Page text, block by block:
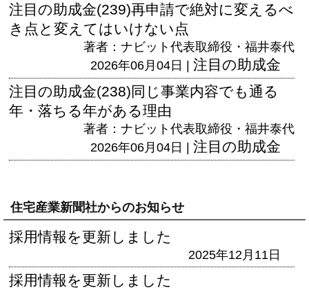
注目の助成金(239)再申請で絶対に変えるべ
き点と変えてはいけない点
著者：ナビット代表取締役・福井泰代
2026年06月04日 | 注目の助成金
注目の助成金(238)同じ事業内容でも通る
年・落ちる年がある理由
著者：ナビット代表取締役・福井泰代
2026年06月04日 | 注目の助成金
住宅産業新聞社からのお知らせ
採用情報を更新しました
2025年12月11日
採用情報を更新しました